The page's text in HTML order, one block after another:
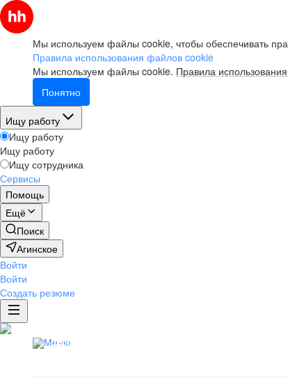
Мы используем файлы cookie, чтобы обеспечивать
Правила использования файлов cookie
Мы используем файлы cookie. Правила
Понятно
Ищу работу
Ищу работу
Ищу работу
Ищу сотрудника
Сервисы
Помощь
Ещё
Поиск
Агинское
Войти
Войти
Создать резюме
Доступ к базе резюме